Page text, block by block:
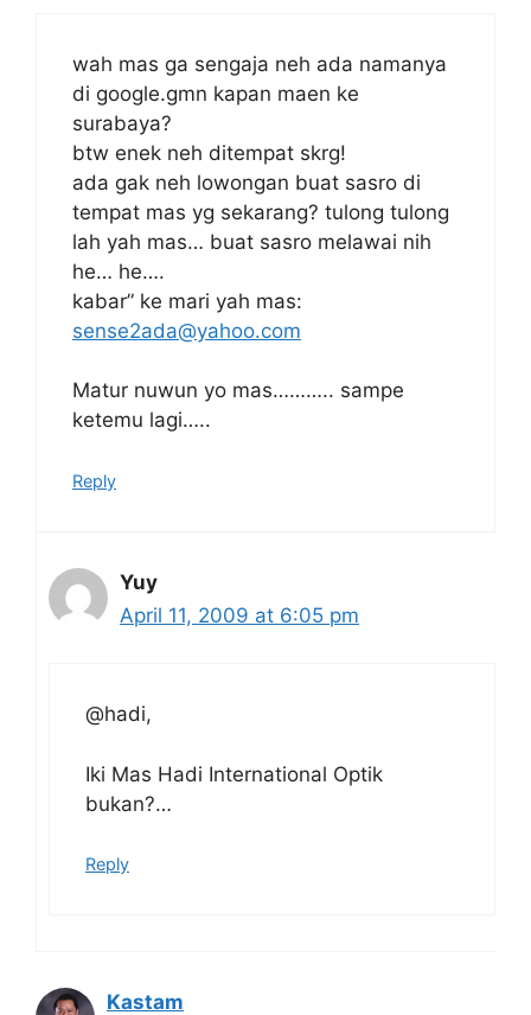
wah mas ga sengaja neh ada namanya
di google.gmn kapan maen ke
surabaya?
btw enek neh ditempat skrg!
ada gak neh lowongan buat sasro di
tempat mas yg sekarang? tulong tulong
lah yah mas… buat sasro melawai nih
he… he….
kabar” ke mari yah mas:
sense2ada@yahoo.com
Matur nuwun yo mas……….. sampe
ketemu lagi…..
Reply
Yuy
April 11, 2009 at 6:05 pm
@hadi,
Iki Mas Hadi International Optik
bukan?…
Reply
Kastam